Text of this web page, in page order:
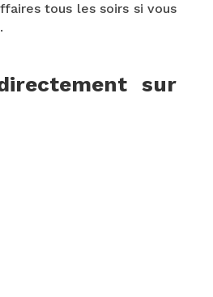
tous les soirs si vous
sur